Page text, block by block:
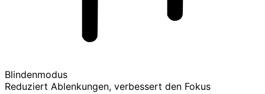
Blindenmodus
Reduziert Ablenkungen, verbessert den Fokus